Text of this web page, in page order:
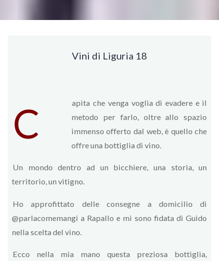
Vini di Liguria 18
C
apita che venga voglia di evadere e il
metodo per farlo, oltre allo spazio
immenso offerto dal web, è quello che
offre una bottiglia di vino.
Un mondo dentro ad un bicchiere, una storia, un
territorio, un vitigno.
Ho approfittato delle consegne a domicilio di
@parlacomemangi a Rapallo e mi sono fidata di Guido
nella scelta del vino.
Ecco nella mia mano questa preziosa bottiglia,